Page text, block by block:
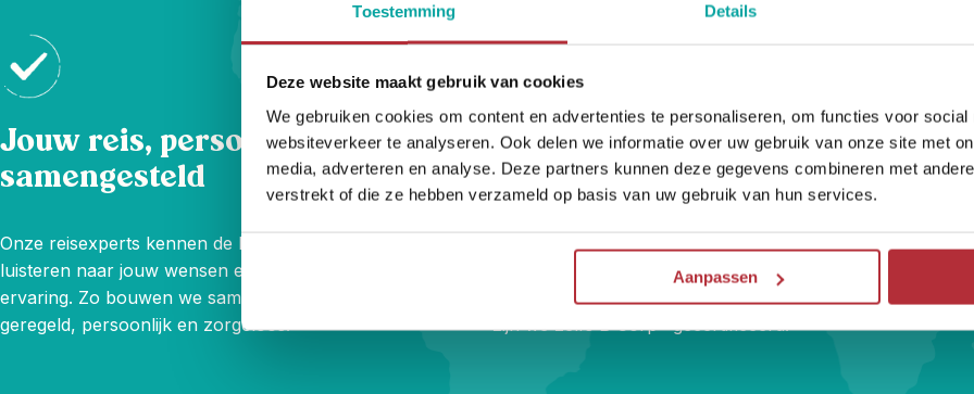
Toestemming Details
Deze website maakt gebruik van cookies
We gebruiken cookies om content en advertenties te personaliseren, om functies voor social
websiteverkeer te analyseren. Ook delen we informatie over uw gebruik van onze site met
media, adverteren en analyse. Deze partners kunnen deze gegevens combineren met
verstrekt of die ze hebben verzameld op basis van uw gebruik van hun services.
Aanpassen
Jouw reis, persoonlijk
samengesteld
Onze reisexperts kennen de bestemming door en door,
luisteren naar jouw wensen en adviseren uit eigen
ervaring. Zo bouwen we samen jouw reis op maat: goed
geregeld, persoonlijk en zorgeloos.
Kleinschalig en bijzonder
overnachten
vaak gerund door lokale ondernemers. Zo slaap je
sfeervol én reis je met hart voor de wereld. Sinds 2025